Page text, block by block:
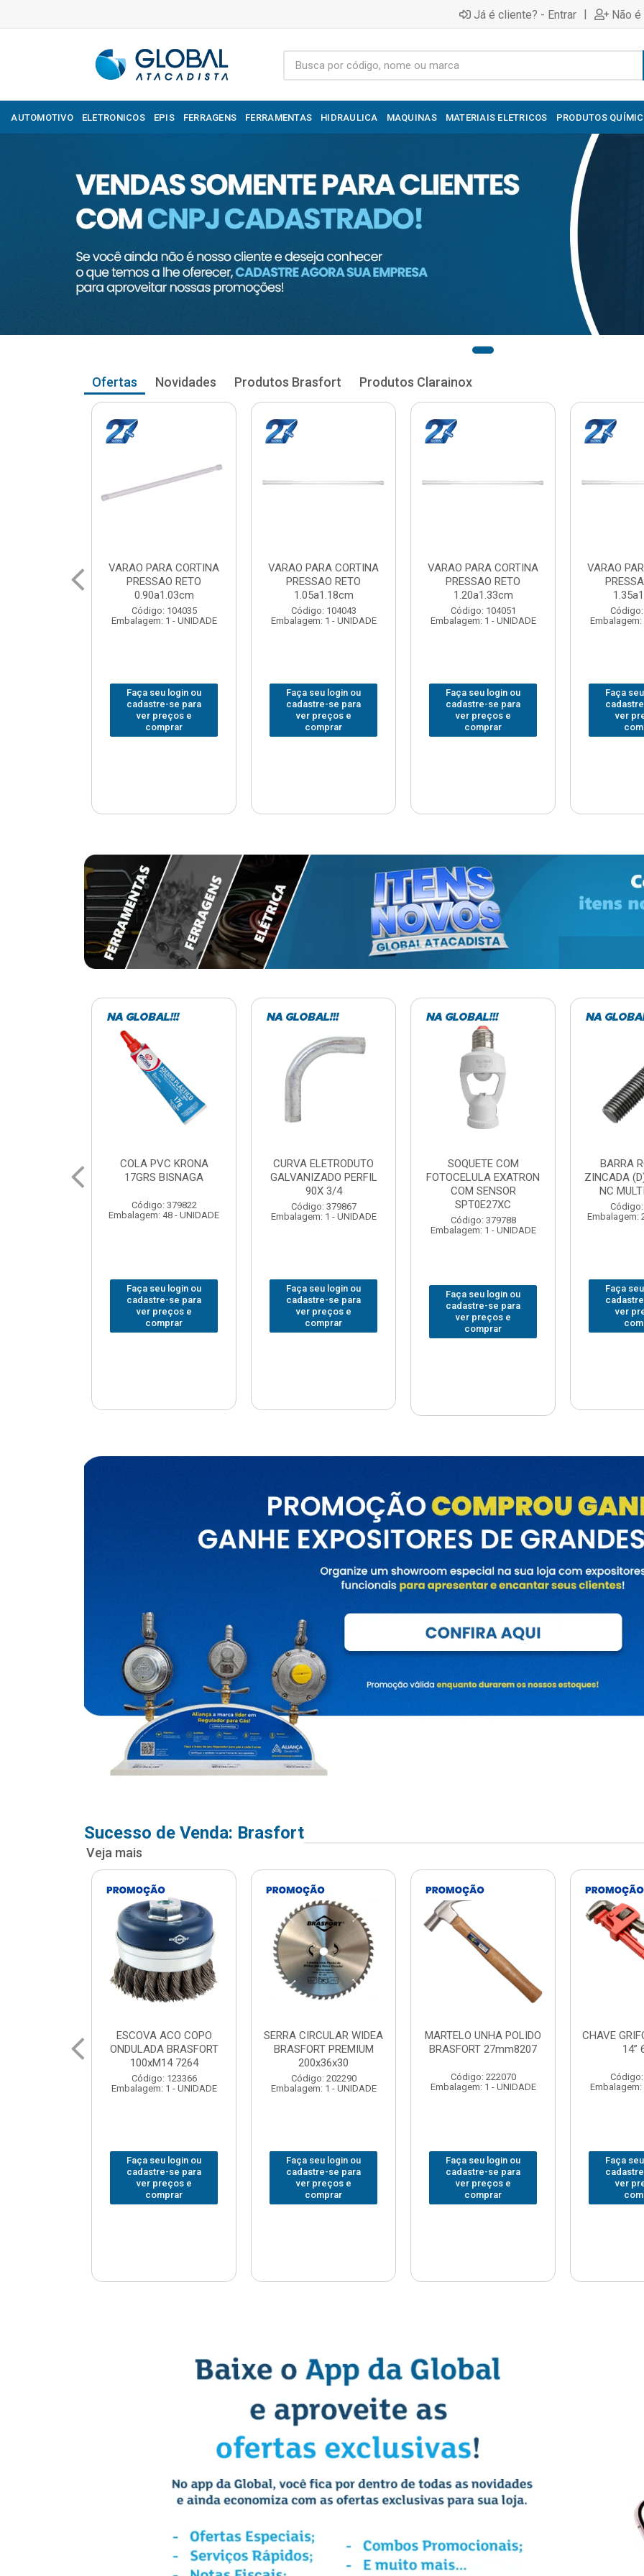
Já é cliente? - Entrar | Não
AUTOMOTIVO ELETRONICOS EPIS FERRAGENS FERRAMENTAS HIDRAULICA MAQUINAS MATERIAIS ELETRICOS PRODUTOS
Ofertas Novidades Produtos Brasfort Produtos Clarainox
VARAO PARA CORTINA
PRESSAO RETO
1.05a1.18cm
Código: 104043
Embalagem: 1 - UNIDADE
Faça seu login ou
cadastre-se para
ver preços e
comprar
VARAO PARA CORTINA
PRESSAO RETO
1.20a1.33cm
Código: 104051
Embalagem: 1 - UNIDADE
Faça seu login ou
cadastre-se para
ver preços e
comprar
VARAO PARA CORTINA
PRESSAO RETO
1.35a1.48cm
Código: 104060
Embalagem: 1 - UNIDADE
Faça seu login ou
cadastre-se para
ver preços e
comprar
VARAO
Embalagem:
Faça
ver
CURVA ELETRODUTO
GALVANIZADO PERFIL
Código: 379867
Embalagem: 1 - UNIDADE
Faça seu login ou
cadastre-se para
ver preços e
comprar
SOQUETE COM
FOTOCELULA EXATRON
COM SENSOR
SPT0E27XC
Código: 379788
Faça seu login ou
cadastre-se para
ver preços e
comprar
BARRA ROSCADA
ZINCADA (D) 5/16”X1MT
NC MULTIBARRAS
Código: 379806
Embalagem: 20 - UNIDADE
Faça seu login ou
cadastre-se para
ver preços e
comprar
JOMARCA
Embalagem:
Faça
ver
Sucesso de Venda: Brasfort
Veja mais
SERRA CIRCULAR WIDEA
BRASFORT PREMIUM
200x36x30
Código: 202290
Embalagem: 1 - UNIDADE
Faça seu login ou
cadastre-se para
ver preços e
comprar
MARTELO UNHA POLIDO
BRASFORT 27mm8207
Código: 222070
Embalagem: 1 - UNIDADE
Faça seu login ou
cadastre-se para
ver preços e
comprar
CHAVE GRIFO BRASFORT
14” 6012
Código: 231967
Embalagem: 1 - UNIDADE
Faça seu login ou
cadastre-se para
ver preços e
comprar
Embalagem:
Faça
ver